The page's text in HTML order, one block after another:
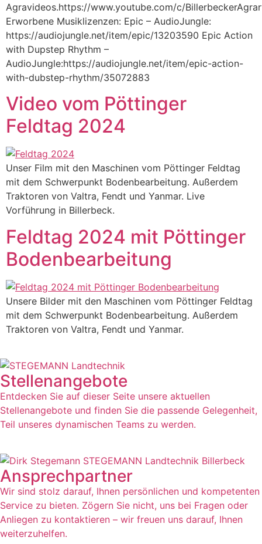
Agravideos.https://www.youtube.com/c/
Erworbene Musiklizenzen: Epic – AudioJungle:
https://audiojungle.net/item/epic/13203590 Epic Action
with Dupstep Rhythm –
AudioJungle:https://audiojungle.net/item/epic-action-
with-dubstep-rhythm/35072883
Video vom Pöttinger
Feldtag 2024
Unser Film mit den Maschinen vom Pöttinger Feldtag
mit dem Schwerpunkt Bodenbearbeitung. Außerdem
Traktoren von Valtra, Fendt und Yanmar. Live
Vorführung in Billerbeck.
Feldtag 2024 mit Pöttinger
Bodenbearbeitung
Unsere Bilder mit den Maschinen vom Pöttinger Feldtag
mit dem Schwerpunkt Bodenbearbeitung. Außerdem
Traktoren von Valtra, Fendt und Yanmar.
Stellenangebote
Entdecken Sie auf dieser Seite unsere aktuellen
Stellenangebote und finden Sie die passende Gelegenheit,
Teil unseres dynamischen Teams zu werden.
Ansprechpartner
Wir sind stolz darauf, Ihnen persönlichen und kompetenten
Service zu bieten. Zögern Sie nicht, uns bei Fragen oder
Anliegen zu kontaktieren – wir freuen uns darauf, Ihnen
weiterzuhelfen.